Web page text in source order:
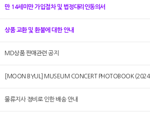
만 14세미만 가입절차 및 법정대리인동의서
상품 교환 및 환불에 대한 안내
MD상품 판매관련 공지
[MOON BYUL] MUSEUM CONCERT PHOTOBOOK
물류지사 정비로 인한 배송 안내